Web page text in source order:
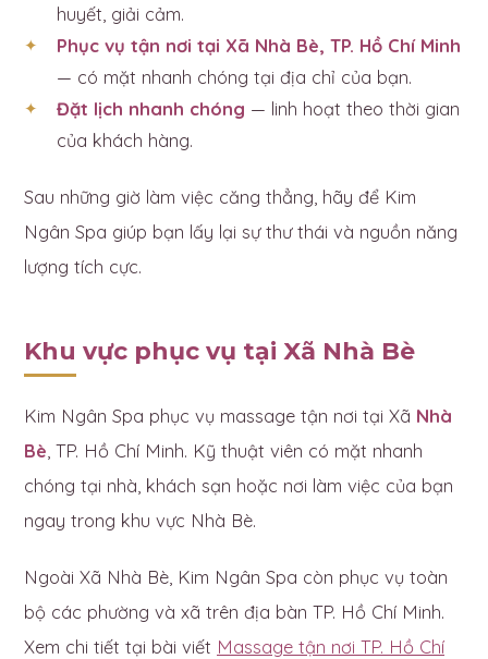
huyết, giải cảm.
Phục vụ tận nơi tại Xã Nhà Bè, TP. Hồ Chí Minh
— có mặt nhanh chóng tại địa chỉ của bạn.
Đặt lịch nhanh chóng — linh hoạt theo thời gian
của khách hàng.
Sau những giờ làm việc căng thẳng, hãy để Kim
Ngân Spa giúp bạn lấy lại sự thư thái và nguồn năng
lượng tích cực.
Khu vực phục vụ tại Xã Nhà Bè
Kim Ngân Spa phục vụ massage tận nơi tại Xã Nhà
Bè , TP. Hồ Chí Minh. Kỹ thuật viên có mặt nhanh
chóng tại nhà, khách sạn hoặc nơi làm việc của bạn
ngay trong khu vực Nhà Bè.
Ngoài Xã Nhà Bè, Kim Ngân Spa còn phục vụ toàn
bộ các phường và xã trên địa bàn TP. Hồ Chí Minh.
Xem chi tiết tại bài viết Massage tận nơi TP. Hồ Chí